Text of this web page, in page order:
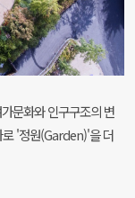
문화와 인구구조의 변
로 '정원(Garden)'을 더